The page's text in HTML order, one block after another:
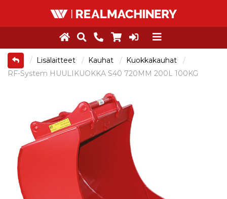
Lisälaitteet Kauhat
Kuokkakauhat
RF-System HUULIKUOKKA S40 720MM 200L 100KG